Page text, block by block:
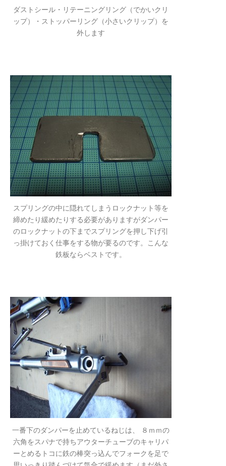
ダストシール・リテーニングリング（でかいクリ
ップ）・ストッパーリング（小さいクリップ）を
外します
スプリングの中に隠れてしまうロックナット等を
締めたり緩めたりする必要がありますがダンパー
のロックナットの下までスプリングを押し下げ引
っ掛けておく仕事をする物が要るのです。こんな
鉄板ならベストです。
一番下のダンパーを止めているねじは、 ８ｍｍの
六角をスパナで持ちアウターチューブのキャリパ
ーとめるトコに鉄の棒突っ込んでフォークを足で